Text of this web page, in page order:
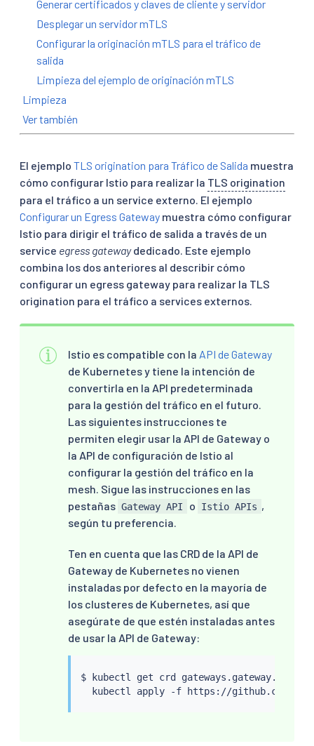
Generar certificados y claves de cliente y servidor
Desplegar un servidor mTLS
Configurar la originación mTLS para el tráfico de
salida
Limpieza del ejemplo de originación mTLS
Limpieza
Ver también
El ejemplo TLS origination para Tráfico de Salida muestra
cómo configurar Istio para realizar la TLS origination
para el tráfico a un service externo. El ejemplo
Configurar un Egress Gateway muestra cómo configurar
Istio para dirigir el tráfico de salida a través de un
service egress gatewaydedicado. Este ejemplo
combina los dos anteriores al describir cómo
configurar un egress gateway para realizar la TLS
origination para el tráfico a services externos.
Istio es compatible con la API de Gateway
de Kubernetes y tiene la intención de
convertirla en la API predeterminada
para la gestión del tráfico en el futuro.
Las siguientes instrucciones te
permiten elegir usar la API de Gateway o
la API de configuración de Istio al
configurar la gestión del tráfico en la
mesh. Sigue las instrucciones en las
pestañas Gateway API o Istio APIs ,
según tu preferencia.
Ten en cuenta que las CRD de la API de
Gateway de Kubernetes no vienen
instaladas por defecto en la mayoría de
los clusteres de Kubernetes, así que
asegúrate de que estén instaladas antes
de usar la API de Gateway:
$ kubectl
get crd
kubectl